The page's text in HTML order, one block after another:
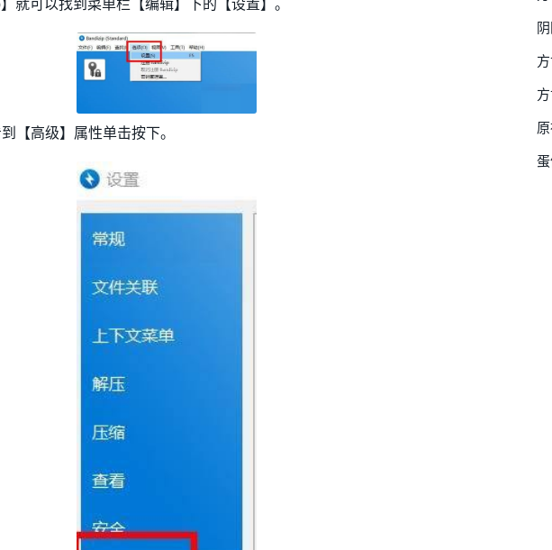
可以找到菜单栏【编辑】下的【设置】。
高级】属性单击按下。